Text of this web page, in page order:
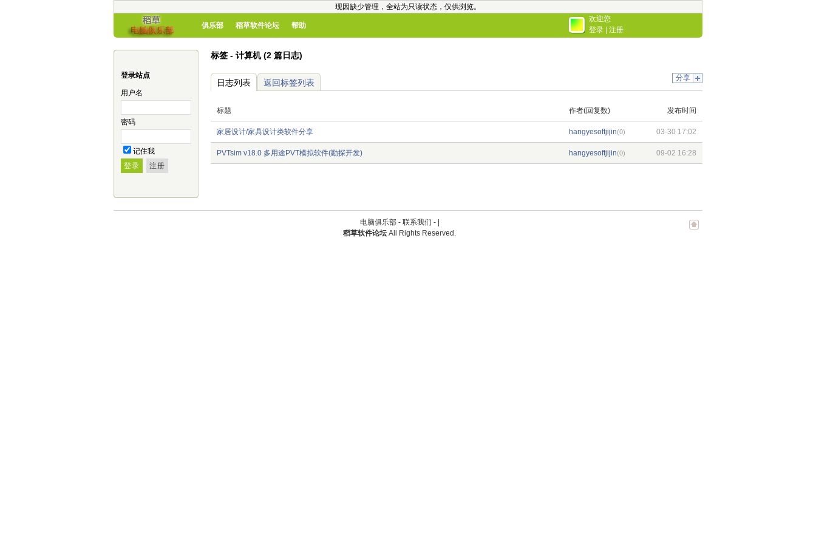
现因缺少管理，全站为只读状态，仅供浏览。
俱乐部 稻草软件论坛 帮助
欢迎您
登录
注册
登录站点
用户名
密码
记住我
标签 - 计算机 (2 篇日志)
分享
日志列表 返回标签列表
标题 作者(回复数) 发布时间
家居设计/家具设计类软件分享 hangyesoftjijin(0) 03-30 17:02
PVTsim v18.0 多用途PVT模拟软件(勘探开发) hangyesoftjijin(0) 09-02 16:28
电脑俱乐部 - 联系我们 -
稻草软件论坛 All Rights Reserved.